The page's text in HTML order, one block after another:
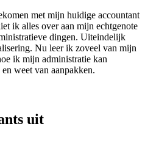
met mijn huidige accountant
ik alles over aan mijn echtgenote
dingen. Uiteindelijk
Nu leer ik zoveel van mijn
ik mijn administratie kan
weet van aanpakken.
uit